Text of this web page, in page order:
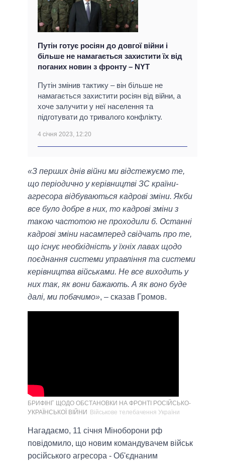
Путін готує росіян до довгої війни і
більше не намагається захистити їх від
поганих новин з фронту – NYT
Путін змінив тактику – він більше не
намагається захистити росіян від війни, а
хоче залучити у неї населення та
підготувати до тривалого конфлікту.
4 січня 2023, 12:20
«З перших днів війни ми відстежуємо те,
що періодично у керівництві ЗС країни-
агресора відбуваються кадрові зміни. Якби
все було добре в них, то кадрові зміни з
такою частотою не проходили б. Останні
кадрові зміни насамперед свідчать про те,
що існує необхідність у їхніх лавах щодо
поєднання системи управління та системи
керівництва військами. Не все виходить у
них так, як вони бажають. А як воно буде
далі, ми побачимо», – сказав Громов.
БРИФІНГ ЩОДО ОБСТАНОВКИ НА ФРОНТІ РОСІЙСЬКО-
УКРАЇНСЬКОЇ ВІЙНИ
Військове телебачення України
Нагадаємо, 11 січня Міноборони рф
повідомило, що новим командувачем військ
російського агресора - Об'єднаним